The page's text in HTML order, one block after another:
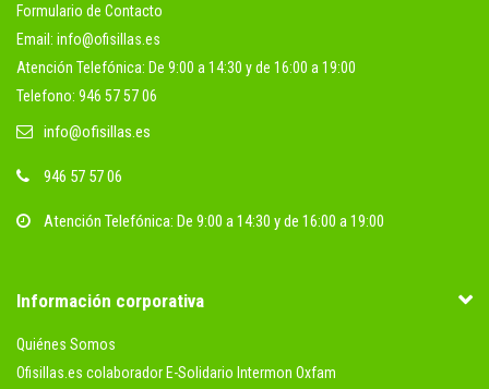
Formulario de Contacto
Email: info@ofisillas.es
Atención Telefónica: De 9:00 a 14:30 y de 16:00 a 19:00
Telefono: 946 57 57 06
info@ofisillas.es
946 57 57 06
Atención Telefónica: De 9:00 a 14:30 y de 16:00 a 19:00
Información corporativa
Quiénes Somos
Ofisillas.es colaborador E-Solidario Intermon Oxfam